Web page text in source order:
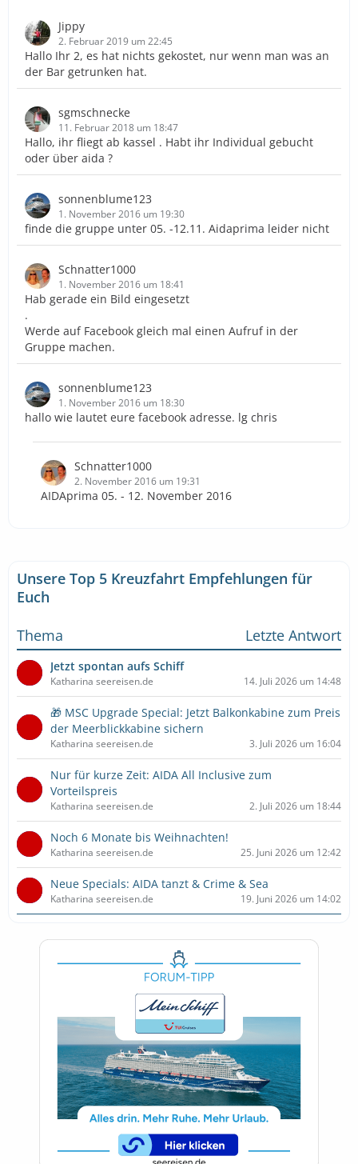
Jippy
2. Februar 2019 um 22:45
Hallo Ihr 2, es hat nichts gekostet, nur wenn man was an
der Bar getrunken hat.
sgmschnecke
11. Februar 2018 um 18:47
Hallo, ihr fliegt ab kassel . Habt ihr Individual gebucht
oder über aida ?
sonnenblume123
1. November 2016 um 19:30
finde die gruppe unter 05. -12.11. Aidaprima leider nicht
Schnatter1000
1. November 2016 um 18:41
Hab gerade ein Bild eingesetzt
.
Werde auf Facebook gleich mal einen Aufruf in der
Gruppe machen.
sonnenblume123
1. November 2016 um 18:30
hallo wie lautet eure facebook adresse. lg chris
Schnatter1000
2. November 2016 um 19:31
AIDAprima 05. - 12. November 2016
Unsere Top 5 Kreuzfahrt Empfehlungen für
Euch
Thema
Letzte Antwort
Jetzt spontan aufs Schiff
Katharina seereisen.de 14. Juli 2026 um 14:48
🎁 MSC Upgrade Special: Jetzt Balkonkabine zum Preis
der Meerblickkabine sichern
Katharina seereisen.de 3. Juli 2026 um 16:04
Nur für kurze Zeit: AIDA All Inclusive zum
Vorteilspreis
Katharina seereisen.de 2. Juli 2026 um 18:44
Noch 6 Monate bis Weihnachten!
Katharina seereisen.de 25. Juni 2026 um 12:42
Neue Specials: AIDA tanzt & Crime & Sea
Katharina seereisen.de 19. Juni 2026 um 14:02